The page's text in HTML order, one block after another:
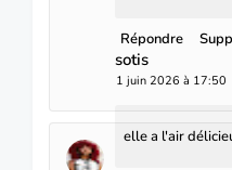
Répondre
sotis
1 juin 2026 à 17:50
elle a l'air